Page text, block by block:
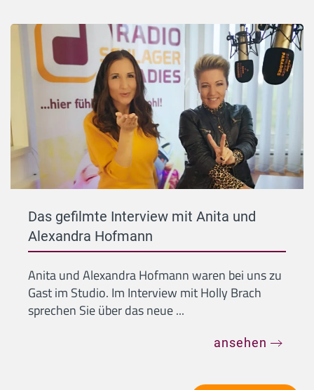
Das gefilmte Interview mit Anita und
Alexandra Hofmann
Anita und Alexandra Hofmann waren bei uns zu
Gast im Studio. Im Interview mit Holly Brach
sprechen Sie über das neue ...
ansehen